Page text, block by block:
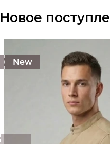
Новое
New